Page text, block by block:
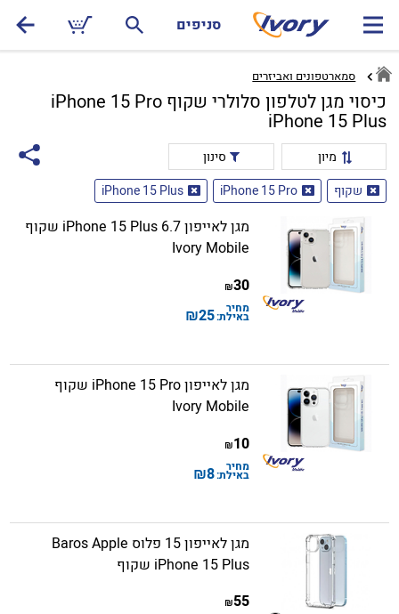
סניפים
סמארטפונים ואביזרים
כיסוי מגן לטלפון סלולרי שקוף iPhone 15 Pro
iPhone 15 Plus
מיון
סינון
שקוף
iPhone 15 Pro
iPhone 15 Plus
מגן לאייפון iPhone 15 Plus 6.7 שקוף
Ivory Mobile
30
₪
מחיר
באילת:25
₪
מגן לאייפון iPhone 15 Pro שקוף
Ivory Mobile
10
₪
מחיר
באילת:8
₪
מגן לאייפון 15 פלוס Baros Apple
iPhone 15 Plus שקוף
55
₪